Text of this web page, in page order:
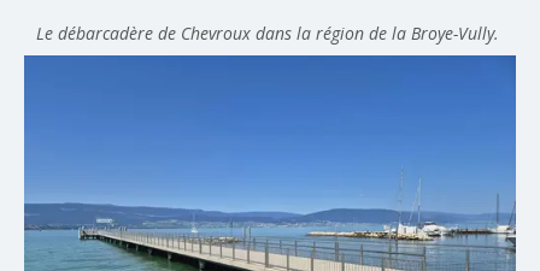
Le débarcadère de Chevroux dans la région de la Broye-Vully.